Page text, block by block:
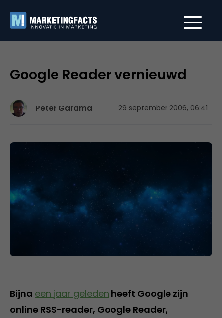
Google Reader vernieuwd
Peter Garama 29 september 2006, 06:41
Bijna een jaar geleden heeft Google zijn
online RSS-reader, Google Reader,